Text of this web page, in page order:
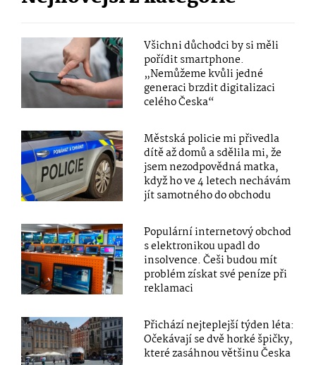
Všichni důchodci by si měli
pořídit smartphone.
„Nemůžeme kvůli jedné
generaci brzdit digitalizaci
celého Česka“
Městská policie mi přivedla
dítě až domů a sdělila mi, že
jsem nezodpovědná matka,
když ho ve 4 letech nechávám
jít samotného do obchodu
Populární internetový obchod
s elektronikou upadl do
insolvence. Češi budou mít
problém získat své peníze při
reklamaci
Přichází nejteplejší týden léta:
Očekávají se dvě horké špičky,
které zasáhnou většinu Česka